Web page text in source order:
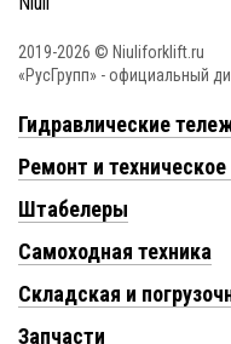
2019-2026 © Niuliforklift.ru
«РусГрупп» - официальный
Гидравлические
Ремонт и
Штабелеры
Самоходная техника
Складская и
Запчасти